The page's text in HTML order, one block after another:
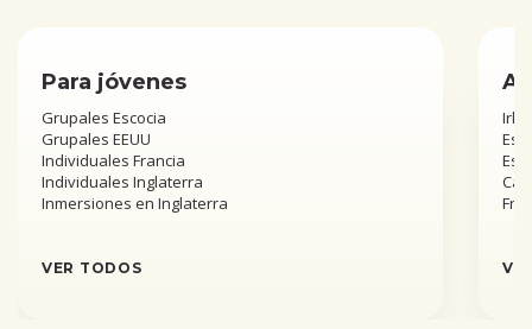
Para jóvenes
Grupales Escocia
Grupales EEUU
Individuales Francia
Individuales Inglaterra
Inmersiones en Inglaterra
VER TODOS